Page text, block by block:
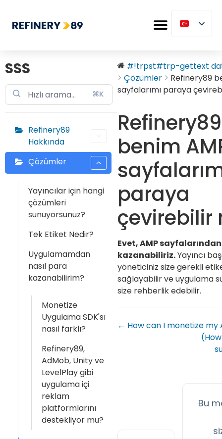
SSS
⌘K
Refinery89
Hakkında
Çözümler
Yayıncılar için hangi
çözümleri
sunuyorsunuz?
Tek Etiket Nedir?
Uygulamamdan
nasıl para
kazanabilirim?
Monetize
Uygulama SDK'sı
nasıl farklı?
Refinery89,
AdMob, Unity ve
LevelPlay gibi
uygulama içi
reklam
platformlarını
destekliyor mu?
#!trpst#trp-gettext
Çözümler
Refinery89
sayfalarımı paraya
Refinery89
benim
paraya
çevirebilir
Evet, AMP
kazanabiliriz.Yayıncı
yöneticiniz size gerekli
sağlayabilir ve uygulama
size rehberlik edebilir.
← How can I monetize my
Bu